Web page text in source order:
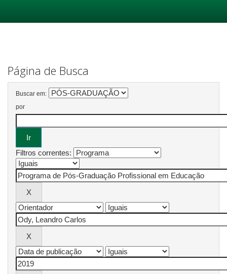
Página de Busca
Buscar em:
por
Filtros correntes: